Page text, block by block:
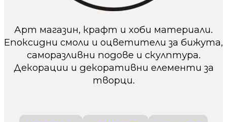
Арт магазин, крафт и хоби материали.
Епоксидни смоли и оцветители за бижута,
саморазливни подове и скулптура.
Декорации и декоративни елементи за
творци.